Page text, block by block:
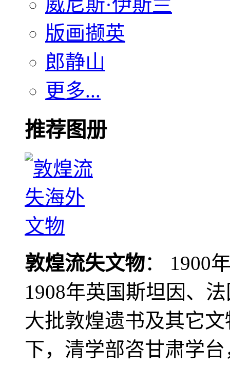
版画撷英
郎静山
更多...
推荐图册
敦煌流失文物： 1900
1908年英国斯坦因、
大批敦煌遗书及其它
下，清学部咨甘肃学